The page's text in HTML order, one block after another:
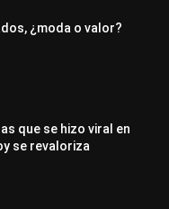
¿moda o valor?
que se hizo viral en
se revaloriza